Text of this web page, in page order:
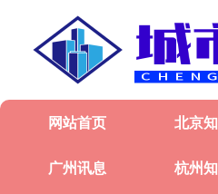
网站首页 北京
广州讯息 杭州